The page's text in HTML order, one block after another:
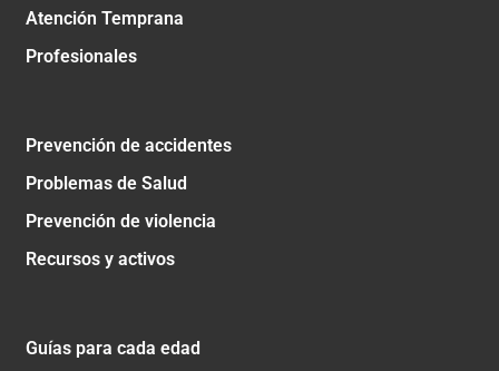
Atención Temprana
Profesionales
Prevención de accidentes
Problemas de Salud
Prevención de violencia
Recursos y activos
Guías para cada edad